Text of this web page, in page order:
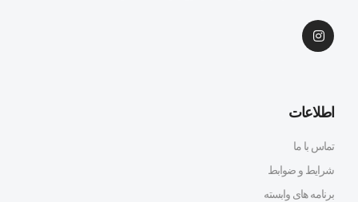
اطلاعات
تماس با ما
شرایط و ضوابط
برنامه های وابسته